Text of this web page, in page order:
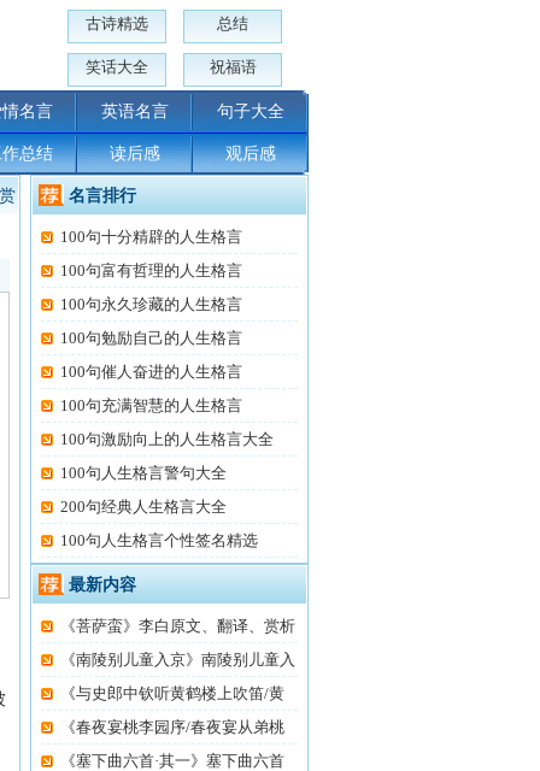
古诗精选 总结
笑话大全 祝福语
名言 英语名言 句子大全
总结 读后感 观后感
名言排行
100句十分精辟的人生格言
100句富有哲理的人生格言
100句永久珍藏的人生格言
100句勉励自己的人生格言
100句催人奋进的人生格言
100句充满智慧的人生格言
100句激励向上的人生格言大全
100句人生格言警句大全
200句经典人生格言大全
100句人生格言个性签名精选
最新内容
《菩萨蛮》李白原文、翻译、赏析
《南陵别儿童入京》南陵别儿童入
《与史郎中钦听黄鹤楼上吹笛/黄
鹤
《春夜宴桃李园序/春夜宴从弟桃
花
《塞下曲六首·其一》塞下曲六首